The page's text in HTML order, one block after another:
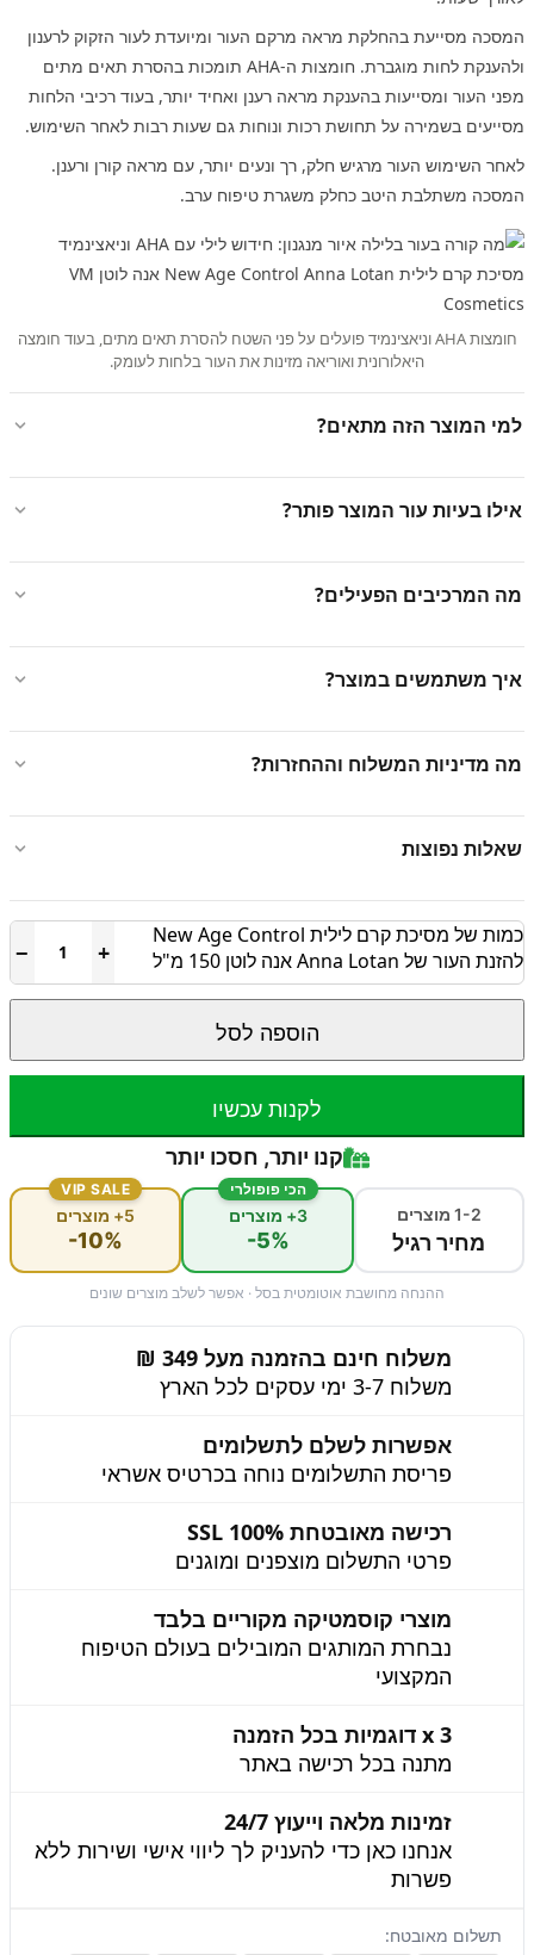
המסכה מסייעת בהחלקת מראה מרקם העור ומיועדת לעור הזקוק לרענון
ולהענקת לחות מוגברת. חומצות ה-AHA תומכות בהסרת תאים מתים
מפני העור ומסייעות בהענקת מראה רענן ואחיד יותר, בעוד רכיבי הלחות
מסייעים בשמירה על תחושת רכות ונוחות גם שעות רבות לאחר השימוש.
לאחר השימוש העור מרגיש חלק, רך ונעים יותר, עם מראה קורן ורענן.
המסכה משתלבת היטב כחלק משגרת טיפוח ערב.
חומצות AHA וניאצינמיד פועלים על פני השטח להסרת תאים מתים, בעוד חומצה
היאלורונית ואוריאה מזינות את העור בלחות לעומק.
למי המוצר הזה מתאים?
אילו בעיות עור המוצר פותר?
מה המרכיבים הפעילים?
איך משתמשים במוצר?
מה מדיניות המשלוח וההחזרות?
שאלות נפוצות
כמות של מסיכת קרם לילית New Age Control
להזנת העור של Anna Lotan אנה לוטן 150 מ"ל
+
−
הוספה לסל
לקנות עכשיו
קנו יותר, חסכו יותר
1-2 מוצרים
מחיר רגיל
הכי פופולרי
3+ מוצרים
-5%
VIP SALE
5+ מוצרים
-10%
ההנחה מחושבת אוטומטית בסל · אפשר לשלב מוצרים שונים
משלוח חינם בהזמנה מעל 349 ₪
משלוח 3-7 ימי עסקים לכל הארץ
אפשרות לשלם לתשלומים
פריסת התשלומים נוחה בכרטיס אשראי
רכישה מאובטחת 100% SSL
פרטי התשלום מוצפנים ומוגנים
מוצרי קוסמטיקה מקוריים בלבד
נבחרת המותגים המובילים בעולם הטיפוח
המקצועי
3 x דוגמיות בכל הזמנה
מתנה בכל רכישה באתר
זמינות מלאה וייעוץ 24/7
אנחנו כאן כדי להעניק לך ליווי אישי ושירות ללא
פשרות
תשלום מאובטח: